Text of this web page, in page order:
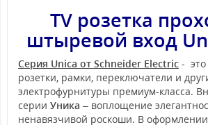
TV розетка
штыревой вход
Серия Unica от Schneider Electric -
розетки, рамки, переключатели и
электрофурнитуры премиум-класса.
серии Уника – воплощение
ненавязчивой роскоши. В оформлении